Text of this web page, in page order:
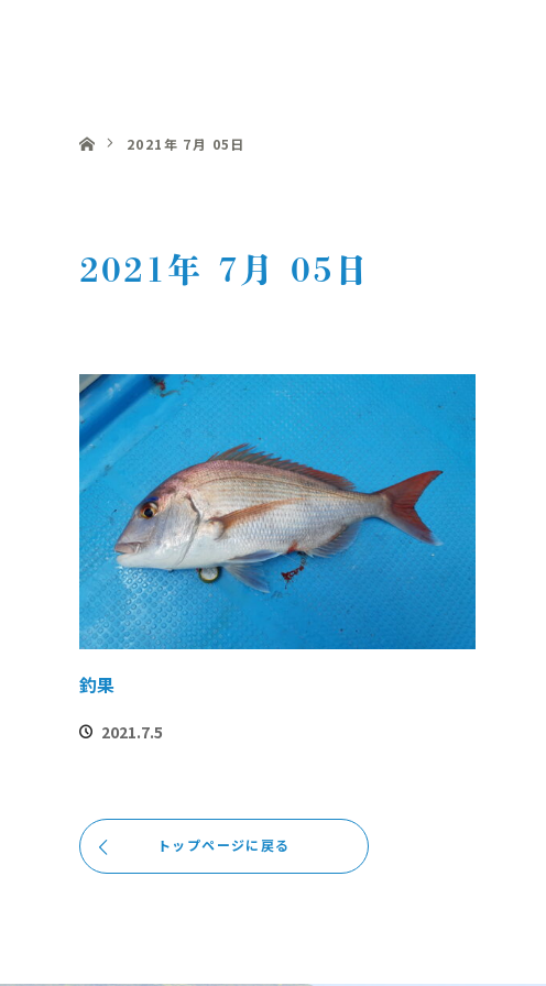
2021年 7月 05日
2021年 7月 05日
釣果
2021.7.5
トップページに戻る